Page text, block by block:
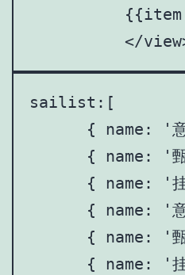
</
sailist:[
{ name: '
{ name: '
{ name: '
{ name: '
{ name: '
{ name: '